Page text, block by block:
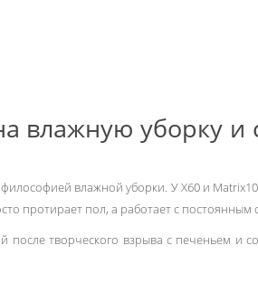
влажную уборку и
влажной уборки. У X60 и
протирает пол, а работает с постоянным
после творческого взрыва с печеньем и